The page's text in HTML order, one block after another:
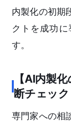
内製化の初期
クトを成功
す。
【AI内製
断チェック
専門家への相